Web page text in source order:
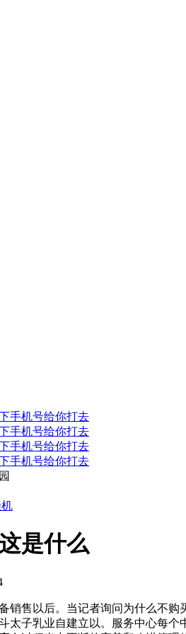
是什么
售以后。当记者询问为什么不购
太子乳业自建立以。服务中心每